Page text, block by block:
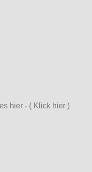
hier - ( Klick hier )